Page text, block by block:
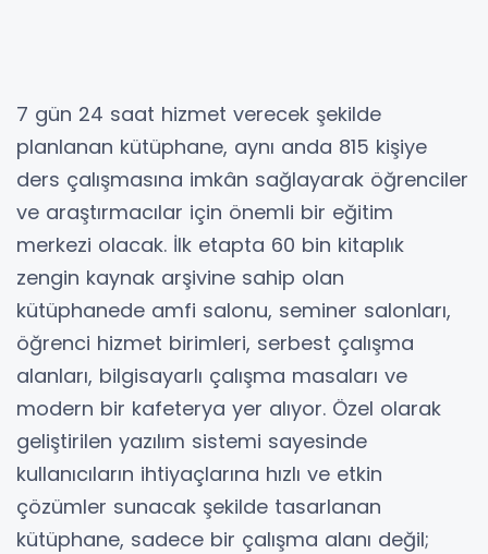
7 gün 24 saat hizmet verecek şekilde
planlanan kütüphane, aynı anda 815 kişiye
ders çalışmasına imkân sağlayarak öğrenciler
ve araştırmacılar için önemli bir eğitim
merkezi olacak. İlk etapta 60 bin kitaplık
zengin kaynak arşivine sahip olan
kütüphanede amfi salonu, seminer salonları,
öğrenci hizmet birimleri, serbest çalışma
alanları, bilgisayarlı çalışma masaları ve
modern bir kafeterya yer alıyor. Özel olarak
geliştirilen yazılım sistemi sayesinde
kullanıcıların ihtiyaçlarına hızlı ve etkin
çözümler sunacak şekilde tasarlanan
kütüphane, sadece bir çalışma alanı değil;